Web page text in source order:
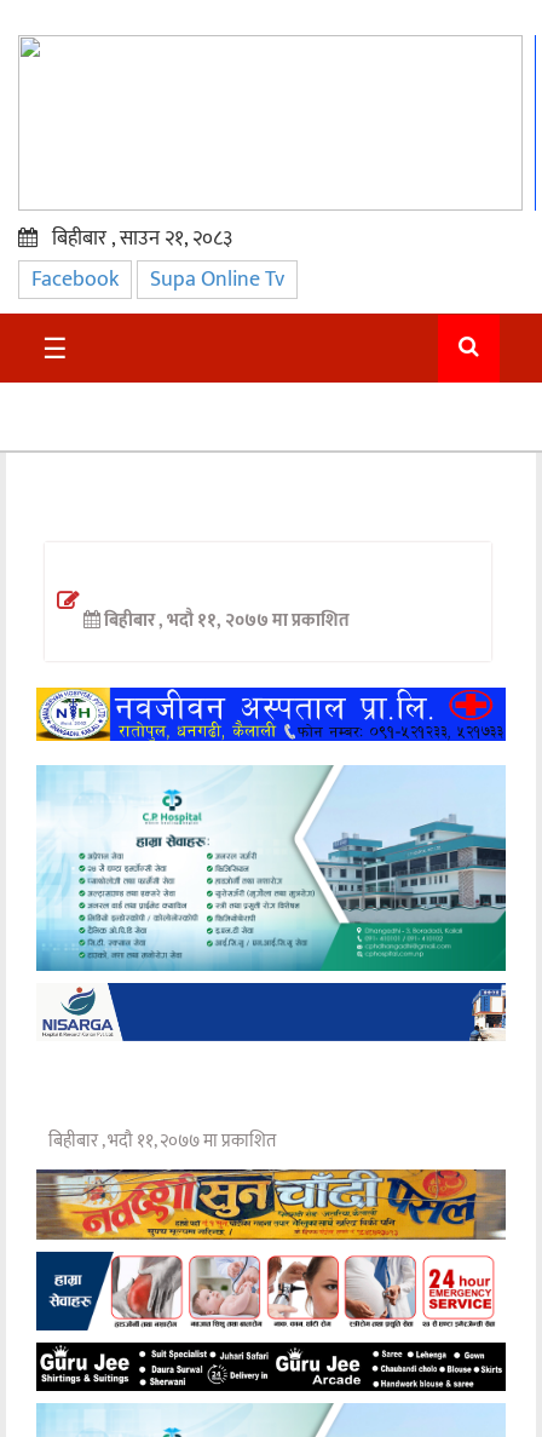
प्रमुख
समाचार
सुदुर
अन्तर्वार्ता
खेलकुद
मनोरञ्जन
अन्य
बिहीबार , साउन २१, २०८३
Facebook Supa Online Tv
☰
बिहीबार , भदौ ११, २०७७ मा प्रकाशित
बिहीबार , भदौ ११, २०७७ मा प्रकाशित